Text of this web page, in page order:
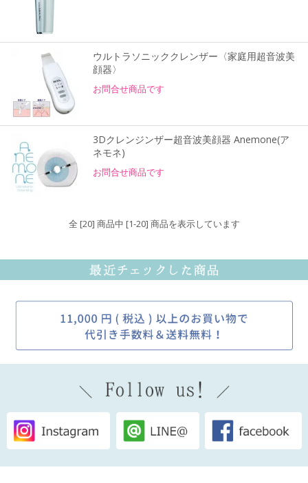
ウルトラソニッククレンザー〈家庭用超音波美
顔器〉
お問合せ商品です
3Dクレンジンザー超音波美顔器 Anemone(ア
ネモネ)
お問合せ商品です
全 [20] 商品中 [1-20] 商品を表示しています